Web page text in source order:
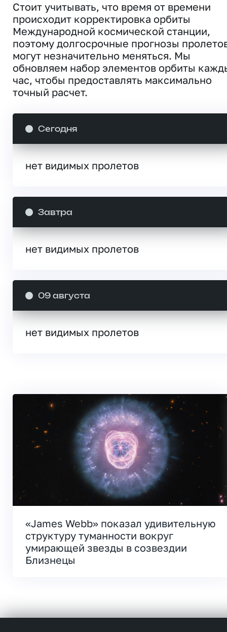
Стоит учитывать, что время от времени
происходит корректировка орбиты
Международной космической станции,
поэтому долгосрочные прогнозы
могут незначительно меняться. Мы
обновляем набор элементов орбиты
час, чтобы предоставлять максимально
точный расчет.
Сегодня
нет видимых пролетов
Завтра
нет видимых пролетов
09 августа
нет видимых пролетов
«James Webb» показал удивительную
структуру туманности вокруг
умирающей звезды в созвездии
Близнецы